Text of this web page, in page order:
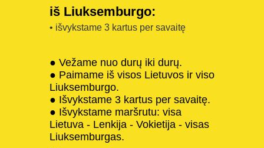
iš Liuksemburgo:
• išvykstame 3 kartus per savaitę
● Vežame nuo durų iki durų.
● Paimame iš visos Lietuvos ir viso
Liuksemburgo.
● Išvykstame 3 kartus per savaitę.
● Išvykstame maršrutu: visa
Lietuva - Lenkija - Vokietija - visas
Liuksemburgas.